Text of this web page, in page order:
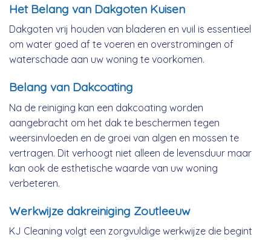
Het Belang van Dakgoten Kuisen
Dakgoten vrij houden van bladeren en vuil is essentieel
om water goed af te voeren en overstromingen of
waterschade aan uw woning te voorkomen.
Belang van Dakcoating
Na de reiniging kan een dakcoating worden
aangebracht om het dak te beschermen tegen
weersinvloeden en de groei van algen en mossen te
vertragen. Dit verhoogt niet alleen de levensduur maar
kan ook de esthetische waarde van uw woning
verbeteren.
Werkwijze dakreiniging Zoutleeuw
KJ Cleaning volgt een zorgvuldige werkwijze die begint